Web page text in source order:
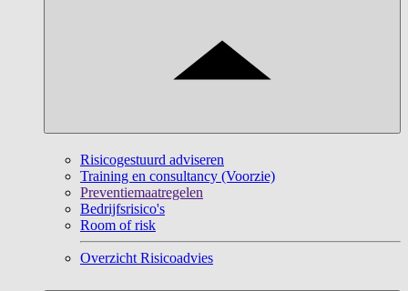
Risicogestuurd adviseren
Training en consultancy (Voorzie)
Preventiemaatregelen
Bedrijfsrisico's
Room of risk
Overzicht Risicoadvies